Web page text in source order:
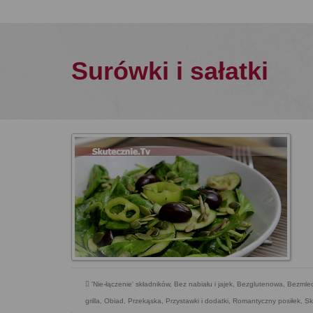
Surówki i sałatki
'Nie-łączenie' składników, Bez nabiału i jajek, Bezglutenowa,
grilla, Obiad, Przekąska, Przystawki i dodatki, Romantyczny posiłek,